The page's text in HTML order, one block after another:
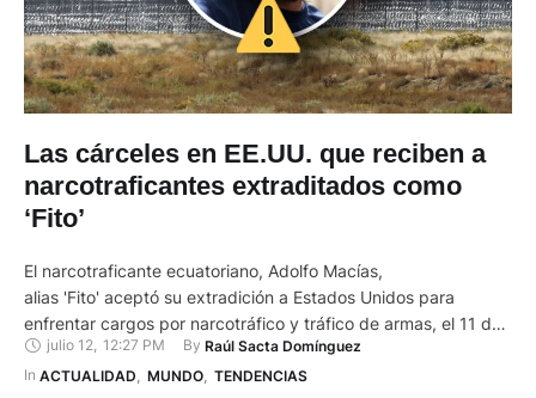
Las cárceles en EE.UU. que reciben a
narcotraficantes extraditados como
‘Fito’
El narcotraficante ecuatoriano, Adolfo Macías,
alias 'Fito' aceptó su extradición a Estados Unidos para
enfrentar cargos por narcotráfico y tráfico de armas, el 11 de
julio de 2025. Por esta razón, es muy probable que sea
enviado a prisiones federales de máxima seguridad,
julio 12, 12:27 PM By Raúl Sacta Domínguez
In ACTUALIDAD MUNDO, TENDENCIAS